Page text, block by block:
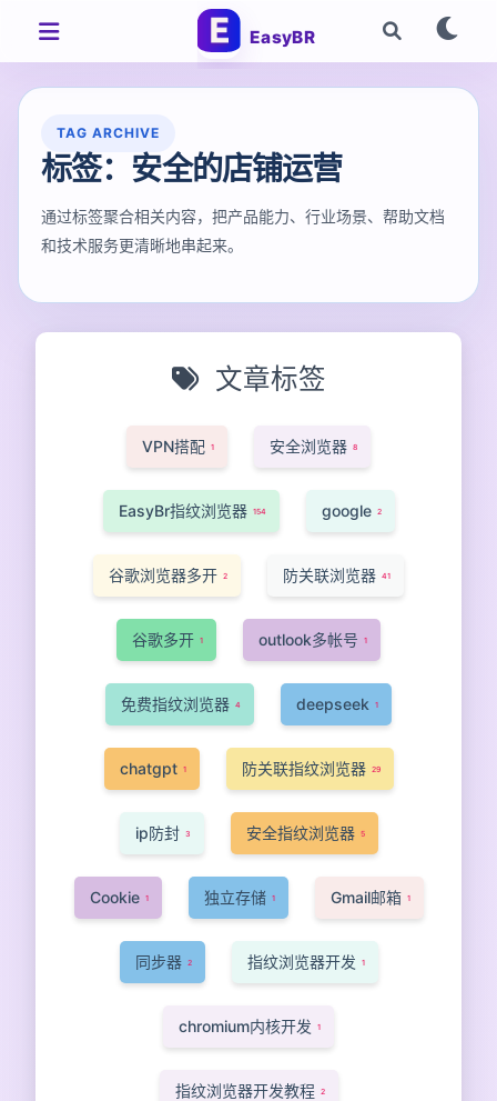
EasyBR
TAG ARCHIVE
标签：安全的店铺运营
通过标签聚合相关内容，把产品能力、行业场景、帮助文档
和技术服务更清晰地串起来。
文章标签
VPN搭配 1 安全浏览器 8
EasyBr指纹浏览器 154 google 2
谷歌浏览器多开 2 防关联浏览器 41
谷歌多开 1 outlook多帐号 1
免费指纹浏览器 4 deepseek 1
chatgpt 1 防关联指纹浏览器 29
ip防封 3 安全指纹浏览器 5
Cookie 1 独立存储 1 Gmail邮箱 1
同步器 2 指纹浏览器开发 1
chromium内核开发 1
指纹浏览器开发教程 2